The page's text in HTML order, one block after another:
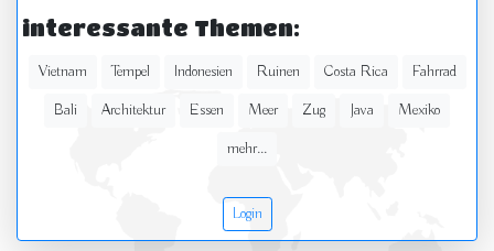
interessante Themen:
Vietnam Tempel Indonesien Ruinen Costa Rica
Fahrrad
Bali
Architektur Essen Meer Zug Java
Mexiko
mehr...
Login